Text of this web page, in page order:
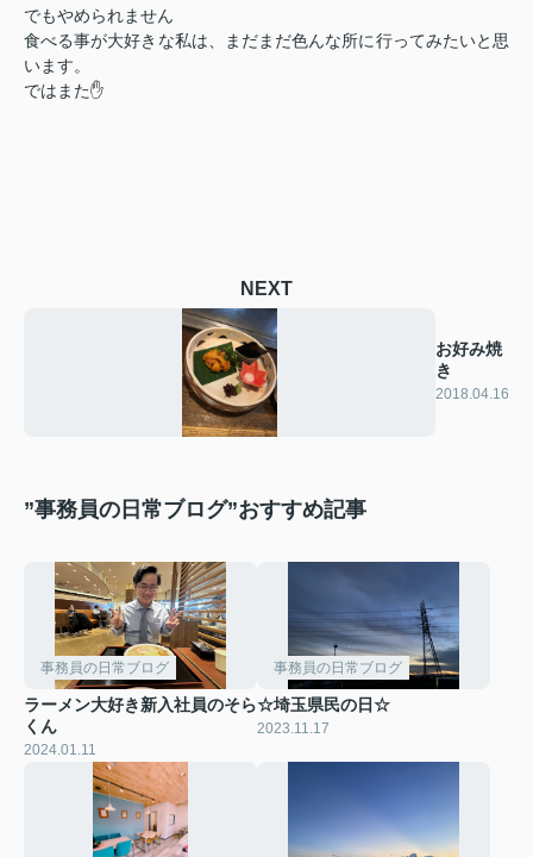
でもやめられません
食べる事が大好きな私は、まだまだ色んな所に行ってみたいと思
います。
ではまた✋
NEXT
お好み焼
き
2018.04.16
”事務員の日常ブログ”おすすめ記事
事務員の日常ブログ
ラーメン大好き新入社員のそら
くん
2024.01.11
事務員の日常ブログ
☆埼玉県民の日☆
2023.11.17